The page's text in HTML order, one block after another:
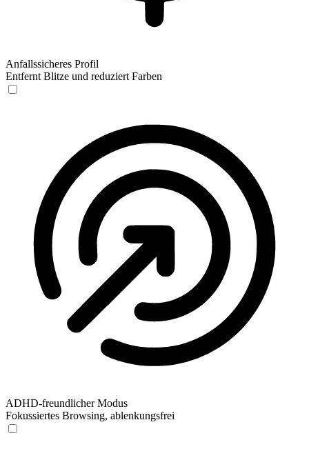
Anfallssicheres Profil
Entfernt Blitze und reduziert Farben
ADHD-freundlicher Modus
Fokussiertes Browsing, ablenkungsfrei